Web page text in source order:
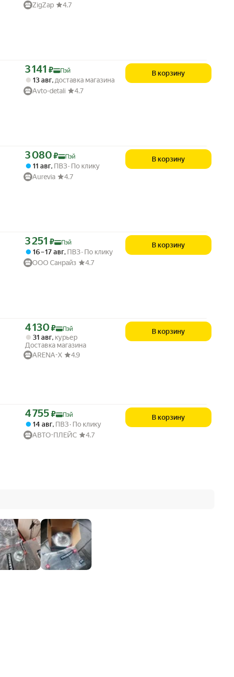
ZigZap
4.7
Цена с картой Яндекс Пэй 3141 ₽ вместо
3 141 ₽ Пэй
13 авг, доставка магазина
Avto-detali
4.7
В корзину
Цена с картой Яндекс Пэй 3080 ₽ вместо
3 080₽ Пэй
11 авг, ПВЗ По клику
Aurevia
4.7
В корзину
Цена с картой Яндекс Пэй 3251 ₽ вместо
3 251 ₽ Пэй
16 – 17 авг, ПВЗ По клику
ООО Санрайз
4.7
В корзину
Цена с картой Яндекс Пэй 4130 ₽ вместо
4 130₽ Пэй
31 авг, курьер
Доставка магазина
ARENA-X
4.9
В корзину
Цена с картой Яндекс Пэй 4755 ₽ вместо
4 755 ₽ Пэй
14 авг, ПВЗ По клику
АВТО-ПЛЕЙС
4.7
В корзину